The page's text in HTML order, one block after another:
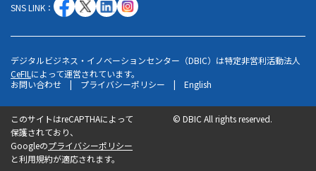
SNS LINK：
デジタルビジネス・イノベーションセンター（DBIC）は特定非営利活動法人
CeFIL によって運営されています。
お問い合わせ
| プライバシーポリシー | English
このサイトはreCAPTHAによって
保護されており、
Googleのプライバシーポリシー
と利用規約が適応されます。
©DBIC All rights reserved.